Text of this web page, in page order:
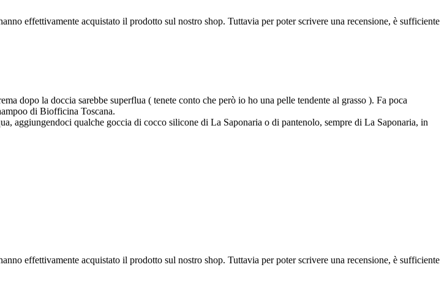
effettivamente acquistato il prodotto sul nostro shop. Tuttavia per poter scrivere una recensione, è sufficiente
dopo la doccia sarebbe superflua ( tenete conto che però io ho una pelle tendente al grasso ). Fa poca
di Biofficina Toscana.
aggiungendoci qualche goccia di cocco silicone di La Saponaria o di pantenolo, sempre di La Saponaria, in
effettivamente acquistato il prodotto sul nostro shop. Tuttavia per poter scrivere una recensione, è sufficiente